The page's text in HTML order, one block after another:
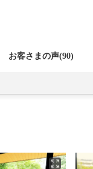
お客さまの声(90)